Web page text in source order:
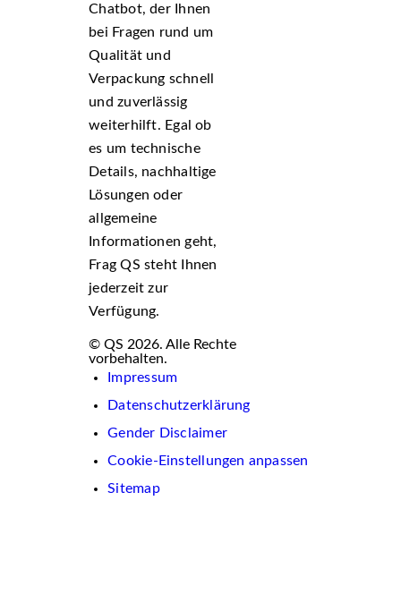
Chatbot, der Ihnen
bei Fragen rund um
Qualität und
Verpackung schnell
und zuverlässig
weiterhilft. Egal ob
es um technische
Details, nachhaltige
Lösungen oder
allgemeine
Informationen geht,
Frag QS steht Ihnen
jederzeit zur
Verfügung.
© QS 2026. Alle Rechte
vorbehalten.
Impressum
Datenschutzerklärung
Gender Disclaimer
Cookie-Einstellungen anpassen
Sitemap